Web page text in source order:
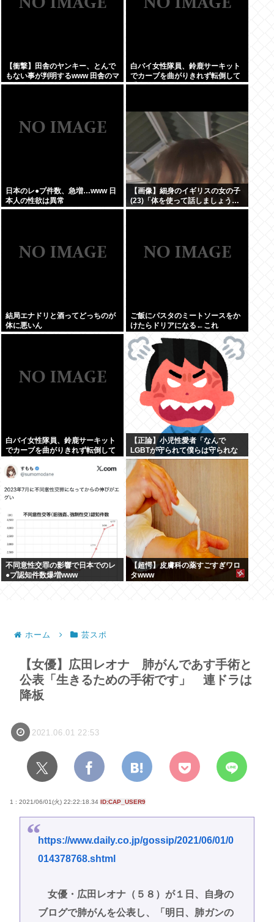
【衝撃】田舎のヤンキー、とんで
もない事が判明するwww 田舎のマ
イルドヤンキーって何であんなに
白バイ女性隊員、鈴鹿サーキット
でカーブを曲がりきれず転倒して
重傷
日本のレ●プ件数、急増…www 日
本人の性欲は異常
【画像】細身のイギリスの女の子
(23)「体を使って話しましょう…
結局エナドリと酒ってどっちのが
体に悪いん
ご飯にパスタのミートソースをか
けたらドリアになる←これ
白バイ女性隊員、鈴鹿サーキット
でカーブを曲がりきれず転倒して
【正論】小児性愛者「なんで
LGBTが守られて僕らは守られな
いんだああああ」←いや犯罪だか
らやん
不同意性交罪の影響で日本でのレ
●プ認知件数爆増www
【超愕】皮膚科の薬すごすぎワロ
タwww
ホーム 芸スポ
【女優】広田レオナ 肺がんであす手術と
公表「生きるための手術です」 連ドラは
降板
2021.06.01 22:53
1 : 2021/06/01(火) 22:22:18.34 ID:CAP_USER9
https://www.daily.co.jp/gossip/2021/06/01/0
014378768.shtml
女優・広田レオナ（５８）が１日、自身の
ブログで肺がんを公表し、「明日、肺ガンの